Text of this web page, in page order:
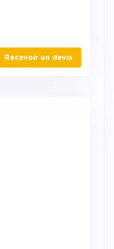
Recevoir un devis